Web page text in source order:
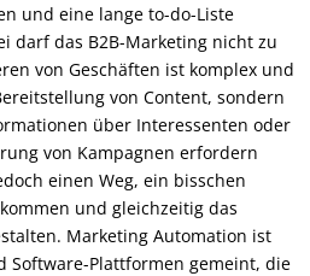
und eine lange to-do-Liste
darf das B2B-Marketing nicht zu
von Geschäften ist komplex und
von Content, sondern
über Interessenten oder
von Kampagnen erfordern
einen Weg, ein bisschen
und gleichzeitig das
Marketing Automation ist
Software-Plattformen gemeint, die